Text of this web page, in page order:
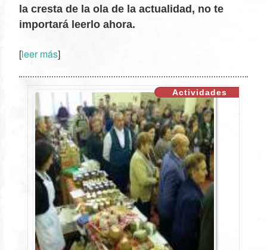
XX
la cresta de la ola de la actualidad, no te
importará leerlo ahora.
[leer más]
Actividades